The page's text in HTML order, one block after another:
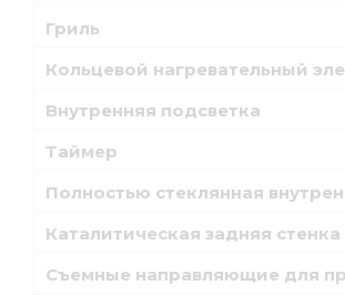
Гриль
Кольцевой нагревательный
Внутренняя подсветка
Таймер
Полностью стеклянная
Каталитическая задняя стенка
Съемные направляющие для